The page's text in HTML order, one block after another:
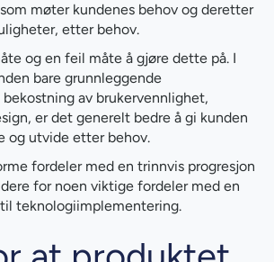
møter kundenes behov og deretter
etter behov.
og en feil måte å gjøre dette på. I
bare grunnleggende
av brukervennlighet,
er det generelt bedre å gi kunden
og utvide etter behov.
fordeler med en trinnvis progresjon
for noen viktige fordeler med en
teknologiimplementering.